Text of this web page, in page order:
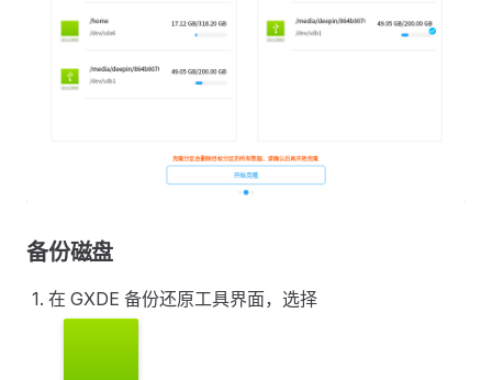
备份磁盘
在 GXDE 备份还原工具界面，选择